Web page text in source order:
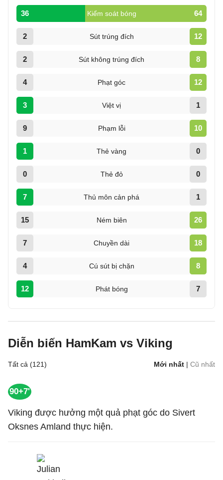
36 Kiểm soát bóng 64
2 Sút trúng đích 12
2 Sút không trúng đích 8
4 Phạt góc 12
3 Việt vị 1
9 Phạm lỗi 10
1 Thẻ vàng 0
0 Thẻ đỏ 0
7 Thủ môn cản phá 1
15 Ném biên 26
7 Chuyền dài 18
4 Cú sút bị chặn 8
12 Phát bóng 7
Diễn biến HamKam vs Viking
Tất cả (121) Mới nhất | Cũ nhất
90+7'
Viking được hưởng một quả phạt góc do Sivert
Oksnes Amland thực hiện.